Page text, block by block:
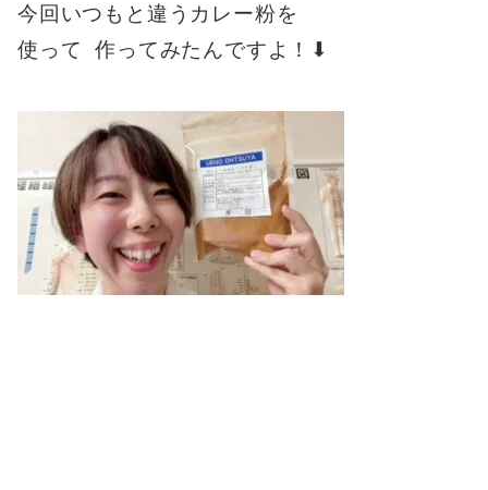
今回いつもと違うカレー粉を
使って 作ってみたんですよ！⬇︎